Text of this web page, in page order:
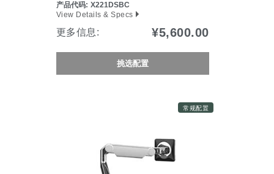
产品代码: X221DSBC
View Details & Specs
更多信息: ¥5,600.00
挑选配置
常规配置